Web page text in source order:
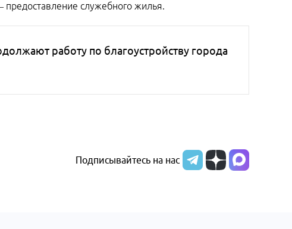
предоставление служебного жилья.
работу по благоустройству города
Подписывайтесь на нас